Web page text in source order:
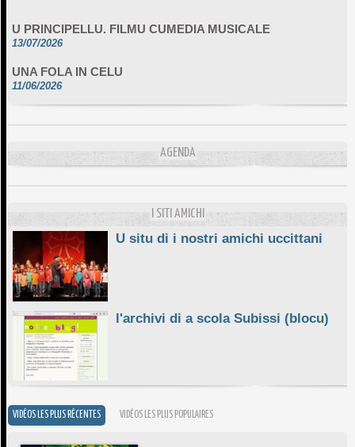
13/07/2026
11/06/2026
DA SCIMULÌ
AGENDA
I SITI AMICHI
U situ di i nostri amichi uccittani
l'archivi di a scola Subissi (blocu)
VIDÉOS LES PLUS RÉCENTES VIDÉOS LES PLUS POPULAIRES